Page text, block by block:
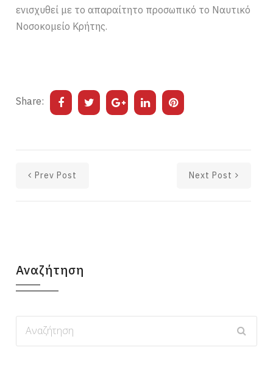
ενισχυθεί με το απαραίτητο προσωπικό το Ναυτικό
Νοσοκομείο Κρήτης.
Share:
Prev Post Next Post
Αναζήτηση